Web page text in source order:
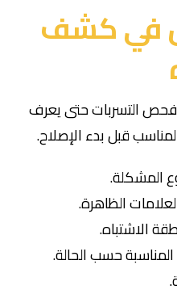
في كشف
التسربات حتى يعرف
قبل بدء الإصلاح.
المشكلة.
الظاهرة.
الاشتباه.
حسب الحالة.